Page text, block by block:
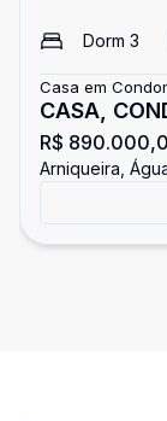
Dorm 3
Casa em
CASA,
SUÍTTES,
ACEIITTAA
R$
Arniqueira,